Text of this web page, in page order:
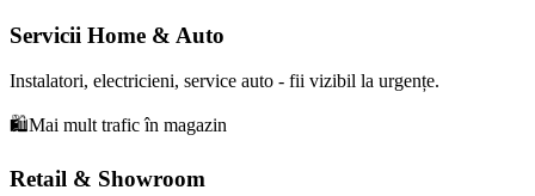
Servicii Home & Auto
Instalatori, electricieni, service auto - fii vizibil la urgențe.
🛍️Mai mult trafic în magazin
Retail & Showroom